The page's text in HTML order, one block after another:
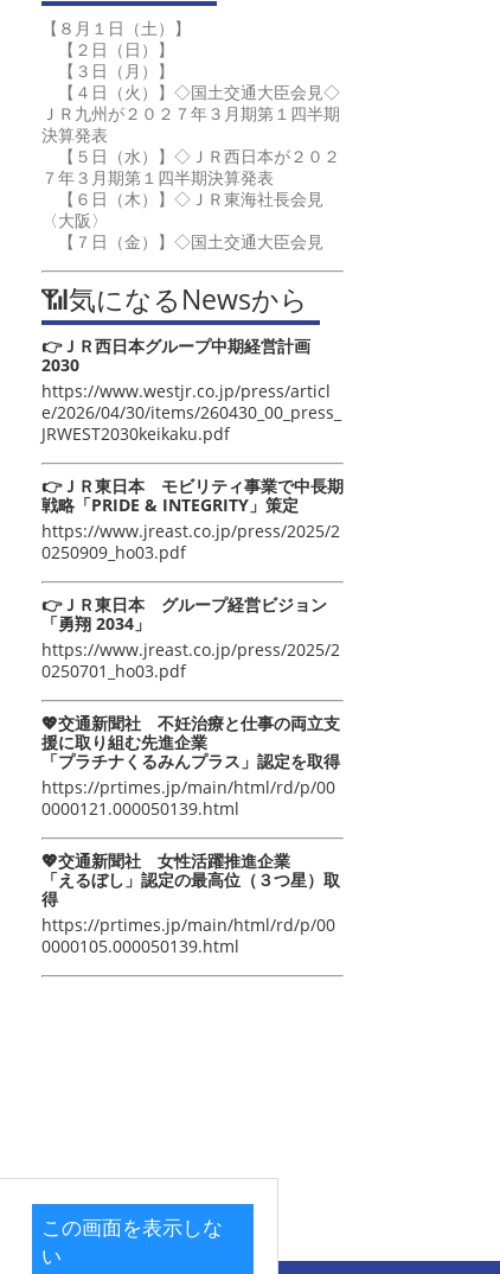
この画面を表示しな
い
【８月１日（土）】
【２日（日）】
【３日（月）】
【４日（火）】◇国土交通大臣会見◇
ＪＲ九州が２０２７年３月期第１四半期
決算発表
【５日（水）】◇ＪＲ西日本が２０２
７年３月期第１四半期決算発表
【６日（木）】◇ＪＲ東海社長会見
〈大阪〉
【７日（金）】◇国土交通大臣会見
📶気になるNewsから
👉ＪＲ西日本グループ中期経営計画
2030
https://www.westjr.co.jp/press/articl
e/2026/04/30/items/260430_00_press_
JRWEST2030keikaku.pdf
👉ＪＲ東日本 モビリティ事業で中長期
戦略「PRIDE & INTEGRITY」策定
https://www.jreast.co.jp/press/2025/2
0250909_ho03.pdf
👉ＪＲ東日本 グループ経営ビジョン
「勇翔 2034」
https://www.jreast.co.jp/press/2025/2
0250701_ho03.pdf
💖交通新聞社 不妊治療と仕事の両立支
援に取り組む先進企業
「プラチナくるみんプラス」認定を取得
https://prtimes.jp/main/html/rd/p/00
0000121.000050139.html
💖交通新聞社 女性活躍推進企業
「えるぼし」認定の最高位（３つ星）取
得
https://prtimes.jp/main/html/rd/p/00
0000105.000050139.html